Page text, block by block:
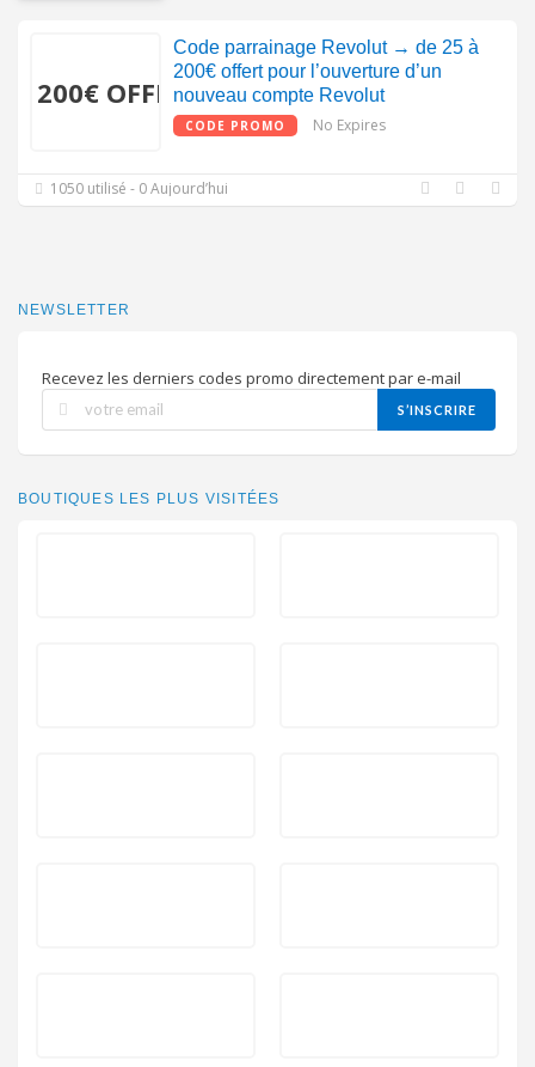
200€ OFFERT
Code parrainage Revolut → de 25 à
200€ offert pour l’ouverture d’un
nouveau compte Revolut
CODE PROMO No Expires
1050 utilisé - 0 Aujourd’hui
NEWSLETTER
Recevez les derniers codes promo directement par e-mail
S’INSCRIRE
BOUTIQUES LES PLUS VISITÉES